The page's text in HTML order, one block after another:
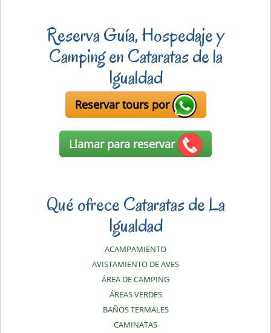
Reserva Guía, Hospedaje y
Camping en Cataratas de la
Igualdad
Reservar tours por
Llamar para reservar
Qué ofrece Cataratas de La
Igualdad
ACAMPAMIENTO
AVISTAMIENTO DE AVES
ÁREA DE CAMPING
ÁREAS VERDES
BAÑOS TERMALES
CAMINATAS